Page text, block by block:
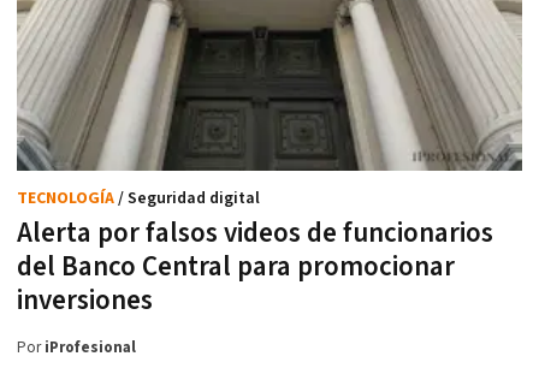
Alerta por falsos videos de funcionarios
del Banco Central para promocionar
inversiones
TECNOLOGÍA/ Seguridad digital
PoriProfesional